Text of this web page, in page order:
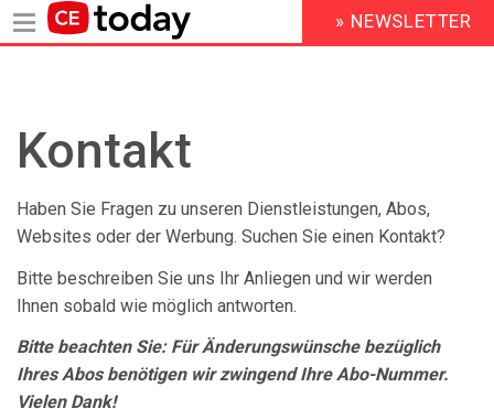
Inhalt
HEADER
MENU
» NEWSLETTER
Kontakt
Haben Sie Fragen zu unseren Dienstleistungen, Abos,
Websites oder der Werbung. Suchen Sie einen Kontakt?
Bitte beschreiben Sie uns Ihr Anliegen und wir werden
Ihnen sobald wie möglich antworten.
Bitte beachten Sie: Für Änderungswünsche bezüglich
Ihres Abos benötigen wir zwingend Ihre Abo-Nummer.
Vielen Dank!